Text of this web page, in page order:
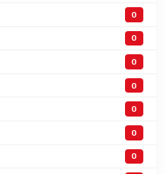
0
0
0
0
0
0
0